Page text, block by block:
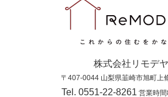
株式会社リモデヤ
〒407-0044 山梨県韮崎市旭町上
Tel. 0551-22-8261営業時間